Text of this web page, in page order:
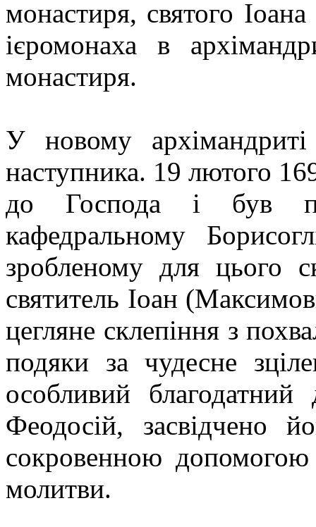
монастиря, святого
ієромонаха в
монастиря.
У новому архімандриті
наступника. 19 лютого
до Господа і був
кафедральному
зробленому для цього
святитель Іоан
цегляне склепіння з
подяки за чудесне
особливий благодатний
Феодосій, засвідчено
сокровенною
молитви.